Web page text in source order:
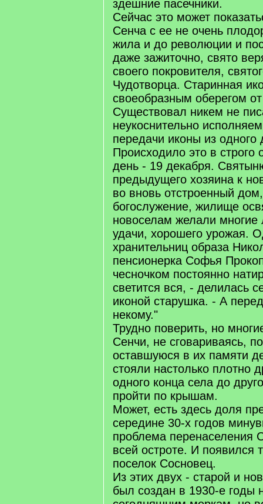
здешние пасечники.
Сейчас это может
Сенча с ее не очень
жила и до революции и
даже зажиточно, свято
своего покровителя,
Чудотворца. Старинная
своеобразным оберегом
Существовал никем не
неукоснительно
передачи иконы из одного
Происходило это в строго
день - 19 декабря.
предыдущего хозяина к
во вновь отстроенный
богослужение, жилище
новоселам желали многие
удачи, хорошего урожая.
хранительниц образа
пенсионерка Софья
чесночком постоянно
светится вся, - делилась
иконой старушка. - А
некому."
Трудно поверить, но
Сенчи, не сговариваясь,
оставшуюся в их памяти
стояли настолько плотно
одного конца села до
пройти по крышам.
Может, есть здесь доля
середине 30-х годов
проблема перенаселения
всей остроте. И появился
поселок Сосновец.
Из этих двух - старой и
был создан в 1930-е годы